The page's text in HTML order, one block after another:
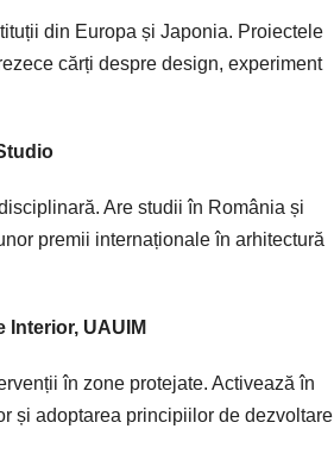
din Europa și Japonia. Proiectele
cărți despre design, experiment
Are studii în România și
premii internaționale în arhitectură
Interior, UAUIM
în zone protejate. Activează în
și adoptarea principiilor de dezvoltare